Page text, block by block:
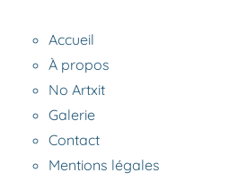
Accueil
À propos
No Artxit
Galerie
Contact
Mentions légales